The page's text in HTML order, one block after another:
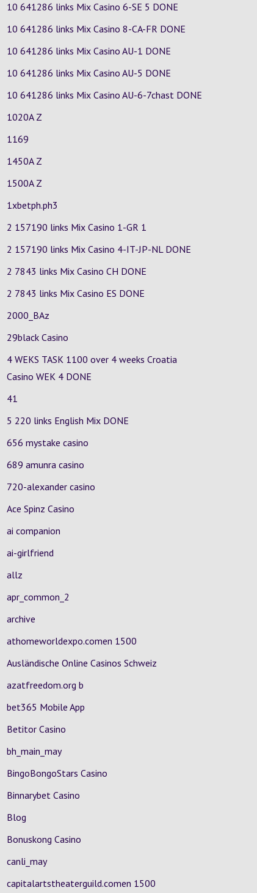
10 641286 links Mix Casino 6-SE 5 DONE
10 641286 links Mix Casino 8-CA-FR DONE
10 641286 links Mix Casino AU-1 DONE
10 641286 links Mix Casino AU-5 DONE
10 641286 links Mix Casino AU-6-7chast DONE
1020A Z
1169
1450A Z
1500A Z
1xbetph.ph3
2 157190 links Mix Casino 1-GR 1
2 157190 links Mix Casino 4-IT-JP-NL DONE
2 7843 links Mix Casino CH DONE
2 7843 links Mix Casino ES DONE
2000_BAz
29black Casino
4 WEKS TASK 1100 over 4 weeks Croatia
Casino WEK 4 DONE
41
5 220 links English Mix DONE
656 mystake casino
689 amunra casino
720-alexander casino
Ace Spinz Casino
ai companion
ai-girlfriend
allz
apr_common_2
archive
athomeworldexpo.comen 1500
Ausländische Online Casinos Schweiz
azatfreedom.org b
bet365 Mobile App
Betitor Casino
bh_main_may
BingoBongoStars Casino
Binnarybet Casino
Blog
Bonuskong Casino
canli_may
capitalartstheaterguild.comen 1500